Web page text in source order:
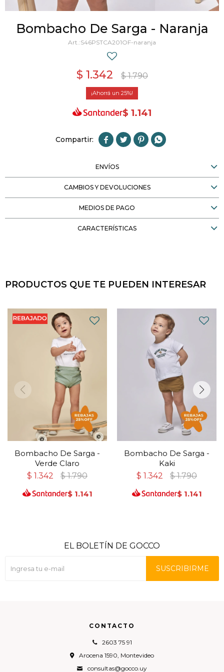
Bombacho De Sarga - Naranja
S46PSTCA201OF-naranja
$ 1.342 $ 1.790
25
$ 1.141
   
ENVÍOS
CAMBIOS Y DEVOLUCIONES
MEDIOS DE PAGO
CARACTERÍSTICAS
PRODUCTOS QUE TE PUEDEN INTERESAR
Bombacho De Sarga -
Verde Claro
$ 1.342 $ 1.790
$ 1.141
Bombacho De Sarga -
Kaki
$ 1.342 $ 1.790
$ 1.141
CONTACTO
2603 75 91
Arocena 1590, Montevideo
consultas@gocco.uy
EL BOLETÍN DE GOCCO
SUSCRIBIRME